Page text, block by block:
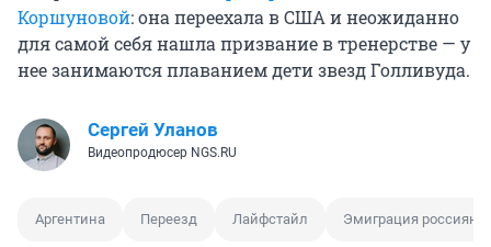
Коршуновой: она переехала в США и неожиданно
для самой себя нашла призвание в тренерстве — у
нее занимаются плаванием дети звезд Голливуда.
Сергей Уланов
Видеопродюсер NGS.RU
Аргентина Переезд Лайфстайл Эмиграция россиян